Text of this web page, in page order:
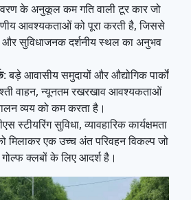
के अनुकूल कम गति वाली टूर कार जो
आवश्यकताओं को पूरा करती है, जिससे
सुविधाजनक दर्शनीय स्थल का अनुभव
: बड़े आवासीय समुदायों और औद्योगिक पार्कों
वाहन, न्यूनतम रखरखाव आवश्यकताओं
व्यय को कम करता है।
स्टीयरिंग सुविधा, व्यावहारिक कार्यक्षमता
मिलाकर एक उच्च अंत परिवहन विकल्प जो
क्लबों के लिए आदर्श है।